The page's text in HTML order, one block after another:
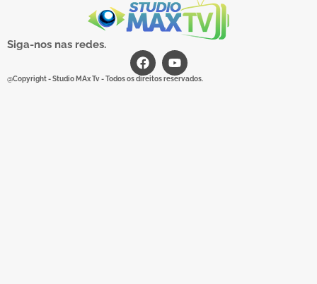
Siga-nos nas redes.
@Copyright - Studio MAx Tv - Todos os direitos reservados.